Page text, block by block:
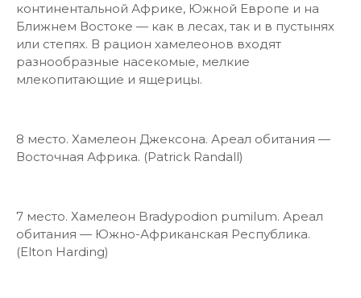
континентальной Африке, Южной Европе и на
Ближнем Востоке — как в лесах, так и в пустынях
или степях. В рацион хамелеонов входят
разнообразные насекомые, мелкие
млекопитающие и ящерицы.
8 место. Хамелеон Джексона. Ареал обитания —
Восточная Африка. (Patrick Randall)
7 место. Хамелеон Bradypodion pumilum. Ареал
обитания — Южно-Африканская Республика.
(Elton Harding)